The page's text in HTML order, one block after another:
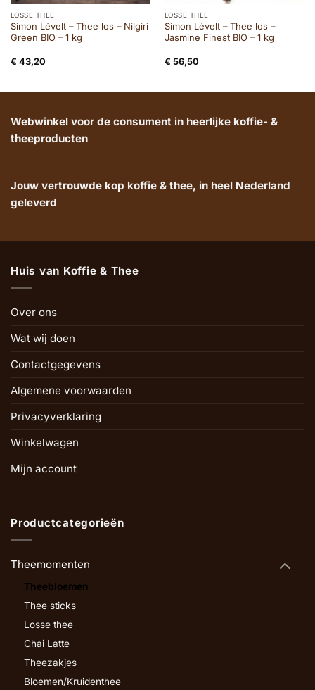
LOSSE THEE
Simon Lévelt – Thee los – Nilgiri
Green BIO – 1 kg
€ 43,20
LOSSE THEE
Simon Lévelt – Thee los –
Jasmine Finest BIO – 1 kg
€ 56,50
Webwinkel voor de consument in heerlijke koffie- &
theeproducten
Jouw vertrouwde kop koffie & thee, in heel Nederland
geleverd
Huis van Koffie & Thee
Over ons
Wat wij doen
Contactgegevens
Algemene voorwaarden
Privacyverklaring
Winkelwagen
Mijn account
Productcategorieën
Theemomenten
Theebloemen
Thee sticks
Losse thee
Chai Latte
Theezakjes
Bloemen/Kruidenthee